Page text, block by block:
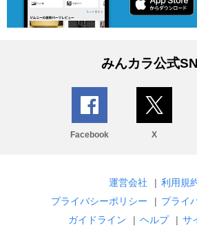
みんカラ公式
Facebook X
運営会社 | 利用規
プライバシーポリシー
| プライ
ガイドライン
| ヘルプ | サ